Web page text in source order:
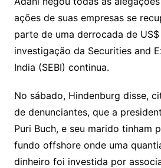
ações de suas empresas se
parte de uma derrocada de
investigação da Securities and
India (SEBI) continua.
No sábado, Hindenburg disse,
de denunciantes, que a
Puri Buch, e seu marido tinham
fundo offshore onde uma
dinheiro foi investida por